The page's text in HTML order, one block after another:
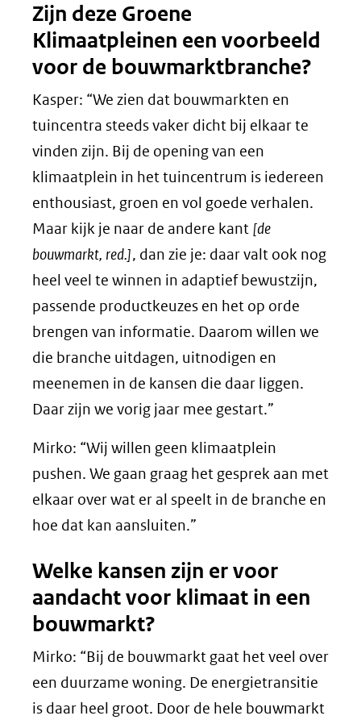
Zijn deze Groene
Klimaatpleinen een voorbeeld
voor de bouwmarktbranche?
Kasper: “We zien dat bouwmarkten en
tuincentra steeds vaker dicht bij elkaar te
vinden zijn. Bij de opening van een
klimaatplein in het tuincentrum is iedereen
enthousiast, groen en vol goede verhalen.
Maar kijk je naar de andere kant [de
bouwmarkt, red.], dan zie je: daar valt ook nog
heel veel te winnen in adaptief bewustzijn,
passende productkeuzes en het op orde
brengen van informatie. Daarom willen we
die branche uitdagen, uitnodigen en
meenemen in de kansen die daar liggen.
Daar zijn we vorig jaar mee gestart.”
Mirko: “Wij willen geen klimaatplein
pushen. We gaan graag het gesprek aan met
elkaar over wat er al speelt in de branche en
hoe dat kan aansluiten.”
Welke kansen zijn er voor
aandacht voor klimaat in een
bouwmarkt?
Mirko: “Bij de bouwmarkt gaat het veel over
een duurzame woning. De energietransitie
is daar heel groot. Door de hele bouwmarkt